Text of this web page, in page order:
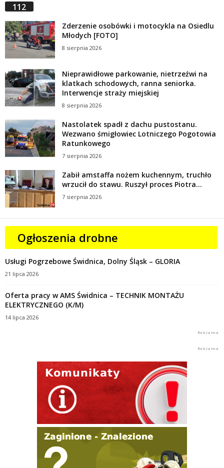
112
Zderzenie osobówki i motocykla na Osiedlu
Młodych [FOTO]
8 sierpnia 2026
Nieprawidłowe parkowanie, nietrzeźwi na
klatkach schodowych, ranna seniorka.
Interwencje straży miejskiej
8 sierpnia 2026
Nastolatek spadł z dachu pustostanu.
Wezwano śmigłowiec Lotniczego Pogotowia
Ratunkowego
7 sierpnia 2026
Zabił amstaffa nożem kuchennym, truchło
wrzucił do stawu. Ruszył proces Piotra...
7 sierpnia 2026
Ogłoszenia drobne
Usługi Pogrzebowe Świdnica, Dolny Śląsk – GLORIA
21 lipca 2026
Oferta pracy w AMS Świdnica – TECHNIK MONTAŻU
ELEKTRYCZNEGO (K/M)
14 lipca 2026